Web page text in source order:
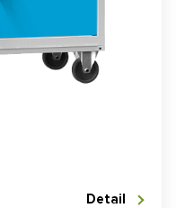
Detail